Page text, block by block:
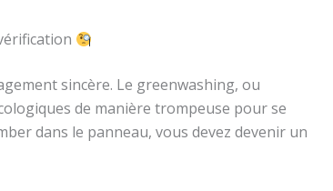
sincère. Le greenwashing, ou
de manière trompeuse pour se
dans le panneau, vous devez devenir un